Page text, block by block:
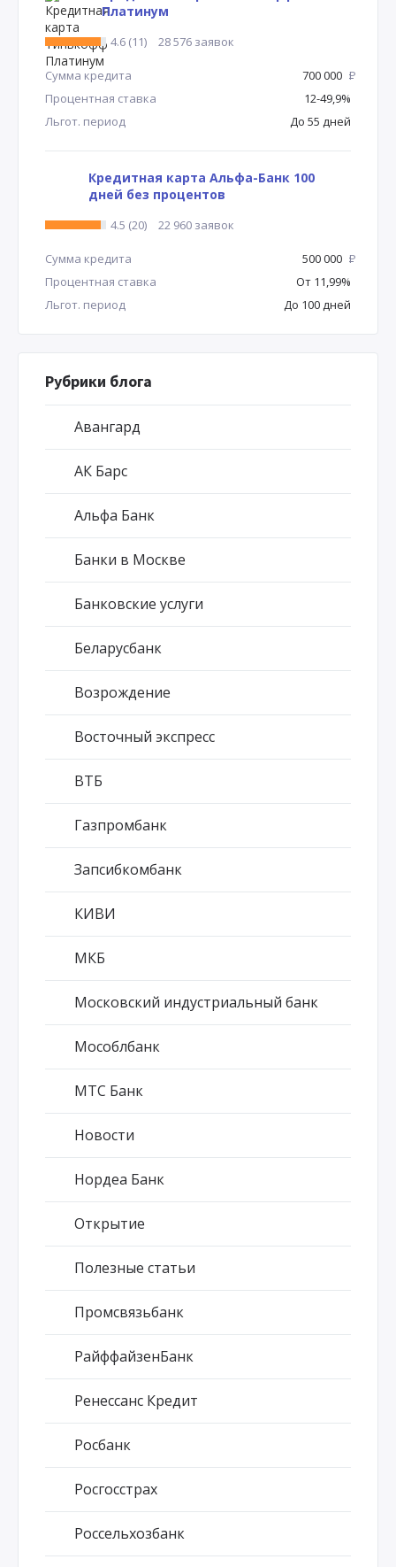
Платинум
4.6 (11) 28 576 заявок
Сумма кредита 700 000 Р
Процентная ставка
12-49,9%
Льгот. период
До 55 дней
Кредитная карта Альфа-Банк 100
дней без процентов
4.5 (20) 22 960 заявок
Сумма кредита 500 000 Р
Процентная ставка
От 11,99%
Льгот. период
До 100 дней
Рубрики блога
Авангард
АК Барс
Альфа Банк
Банки в Москве
Банковские услуги
Беларусбанк
Возрождение
Восточный экспресс
ВТБ
Газпромбанк
Запсибкомбанк
КИВИ
МКБ
Московский индустриальный банк
Мособлбанк
МТС Банк
Новости
Нордеа Банк
Открытие
Полезные статьи
Промсвязьбанк
РайффайзенБанк
Ренессанс Кредит
Росбанк
Росгосстрах
Россельхозбанк